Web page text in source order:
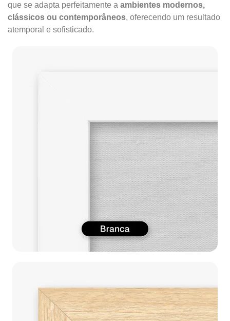
que se adapta perfeitamente a ambientes modernos,
clássicos ou contemporâneos, oferecendo um resultado
atemporal e sofisticado.